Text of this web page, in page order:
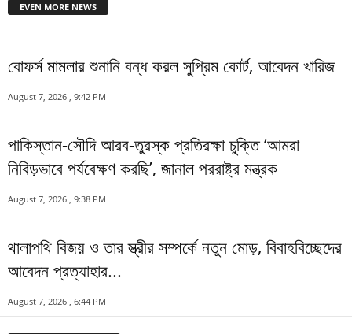
EVEN MORE NEWS
বোফর্স মামলার শুনানি বন্ধ করল সুপ্রিম কোর্ট, আবেদন খারিজ
August 7, 2026 , 9:42 PM
পাকিস্তান-সৌদি আরব-তুরস্ক প্রতিরক্ষা চুক্তি ‘আমরা
নিবিড়ভাবে পর্যবেক্ষণ করছি’, জানাল পররাষ্ট্র মন্ত্রক
August 7, 2026 , 9:38 PM
থালাপথি বিজয় ও তার স্ত্রীর সম্পর্কে নতুন মোড়, বিবাহবিচ্ছেদের
আবেদন প্রত্যাহার...
August 7, 2026 , 6:44 PM